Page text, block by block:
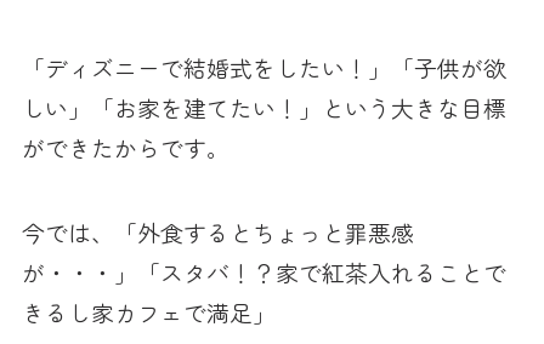
「ディズニーで結婚式をしたい！」「子供が欲
しい」「お家を建てたい！」という大きな目標
ができたからです。
今では、「外食するとちょっと罪悪感
が・・・」「スタバ！？家で紅茶入れることで
きるし家カフェで満足」